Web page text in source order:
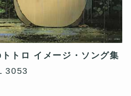
トトロ イメージ・ソング集
3053